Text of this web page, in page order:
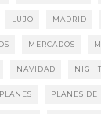
LUJO MADRID
MERCADOS
NAVIDAD
PLANES PLANES DE